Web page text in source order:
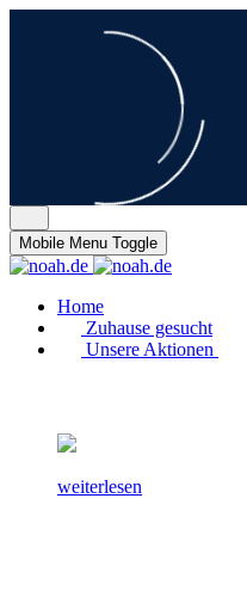
Mobile Menu Toggle
Home
Zuhause gesucht
Unsere Aktionen
weiterlesen